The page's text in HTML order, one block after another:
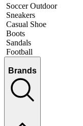
Soccer Outdoor
Sneakers
Casual Shoe
Boots
Sandals
Football
Brands